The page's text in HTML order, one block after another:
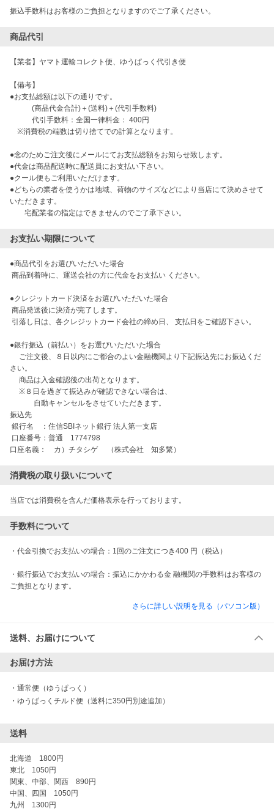
振込手数料はお客様のご負担となりますのでご了承ください。
商品代引
【業者】ヤマト運輸コレクト便、ゆうぱっく代引き便
【備考】
●お支払総額は以下の通りです。
(商品代金合計)＋(送料)＋(代引手数料)
代引手数料：全国一律料金： 400円
※消費税の端数は切り捨てでの計算となります。
●念のためご注文後にメールにてお支払総額をお知らせ致します。
●代金は商品配送時に配送員にお支払い下さい。
●クール便もご利用いただけます。
●どちらの業者を使うかは地域、荷物のサイズなどにより当店にて決めさせて
いただきます。
宅配業者の指定はできませんのでご了承下さい。
お支払い期限について
●商品代引をお選びいただいた場合
●クレジットカード決済をお選びいただいた場合
●銀行振込（前払い）をお選びいただいた場合
さい。
振込先
消費税の取り扱いについて
当店では消費税を含んだ価格表示を行っております。
手数料について
・代金引換でお支払いの場合：1回のご注文につき400 円（税込）
・銀行振込でお支払いの場合：振込にかかわる金 融機関の手数料はお客様の
さらに詳しい説明を見る（パソコン版）
送料、お届けについて
お届け方法
・ 通常便（ゆうぱっく）
・ ゆうぱっくチルド便（送料に350円別途追加）
送料
北海道　1800円
東北　1050円
関東、中部、関西　890円
中国、四国　1050円
九州　1300円